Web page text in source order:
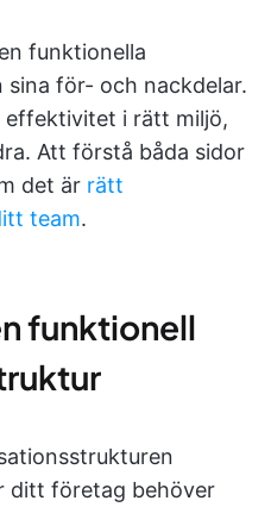
funktionella
för- och nackdelar.
effektivitet i rätt miljö,
Att förstå båda sidor
det är rätt
team.
funktionell
ditt företag behöver